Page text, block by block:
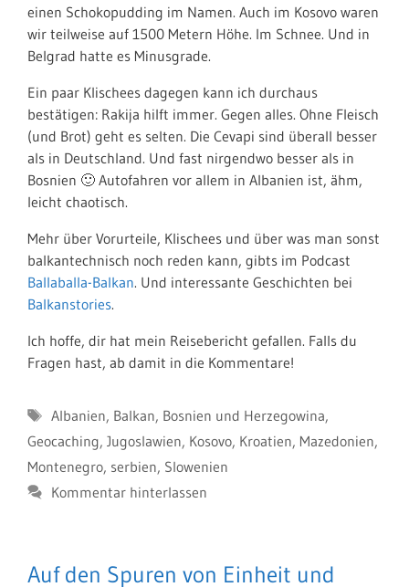
einen Schokopudding im Namen. Auch im Kosovo waren
wir teilweise auf 1500 Metern Höhe. Im Schnee. Und in
Belgrad hatte es Minusgrade.
Ein paar Klischees dagegen kann ich durchaus
bestätigen: Rakija hilft immer. Gegen alles. Ohne Fleisch
(und Brot) geht es selten. Die Cevapi sind überall besser
als in Deutschland. Und fast nirgendwo besser als in
Bosnien 🙂 Autofahren vor allem in Albanien ist, ähm,
leicht chaotisch.
Mehr über Vorurteile, Klischees und über was man sonst
balkantechnisch noch reden kann, gibts im Podcast
Ballaballa-Balkan. Und interessante Geschichten bei
Balkanstories.
Ich hoffe, dir hat mein Reisebericht gefallen. Falls du
Fragen hast, ab damit in die Kommentare!
Schlagwörter
Albanien, Balkan, Bosnien und Herzegowina,
Geocaching, Jugoslawien, Kosovo, Kroatien, Mazedonien,
Montenegro, serbien, Slowenien
Kommentar hinterlassen
Auf den Spuren von Einheit und